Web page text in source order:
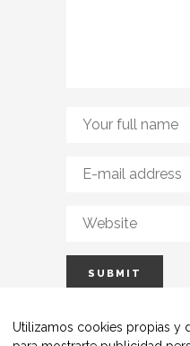
Utilizamos cookies propias y